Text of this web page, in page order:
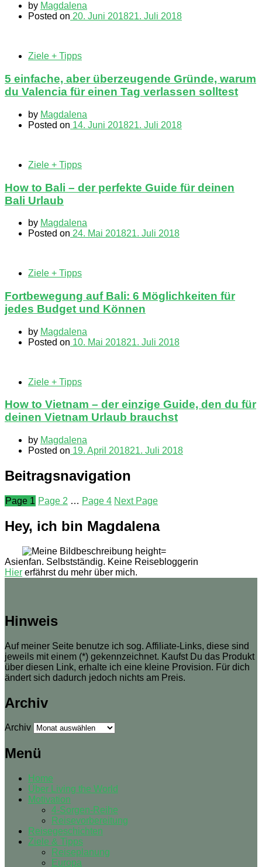
by Magdalena
Posted on 20. Juni 201821. Juli 2018
Ziele + Tipps
5 einfache, aber überzeugende Gründe, warum
du Valencia für einen Tag verlassen solltest
by Magdalena
Posted on 14. Juni 201821. Juli 2018
Ziele + Tipps
How to Bali – der perfekte Guide für deinen
Bali Urlaub
by Magdalena
Posted on 24. Mai 201821. Juli 2018
Ziele + Tipps
Fortbewegung auf Bali: 6 Möglichkeiten für
jedes Budget und Können
by Magdalena
Posted on 10. Mai 201821. Juli 2018
Ziele + Tipps
How to Vietnam – der einzige Guide, den du für
deinen Vietnam Urlaub brauchst
by Magdalena
Posted on 19. April 201821. Juli 2018
Beitragsnavigation
Page 1 Page 2 … Page 4 Next Page
Hey, ich bin Magdalena
Asienfan. Selbstständig. Keine Reisebloggerin
Hier erfährst du mehr über mich.
Hinweis
Auf meiner Seite benutze ich sog. Affiliate-Links, diese sind
jeweils mit einem (*) gekennzeichnet. Kaufst Du das Produkt
über diesen Link, erhalte ich eine kleine Provision. Für dich
ändert sich dadurch jedoch nichts am Preis.
Archiv
Archiv
Menü
Home
Über Living the World
Motivation
4-Sorgen-Reihe
Reisevorbereitung
Reisegeschichten
Ziele & Tipps
Reiseplanung
Europa